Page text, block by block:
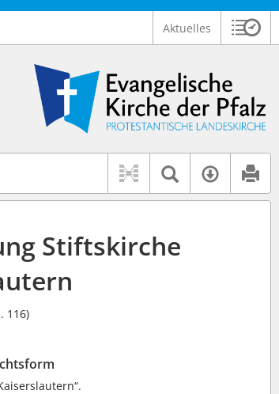
Aktuelles
oder "Pfarrerausschuss".
der Pfalz
Textsuche
Stiftskirche
116)